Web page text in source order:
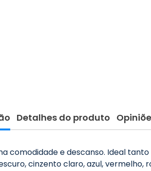
Detalhes do produto
comodidade e descanso. Ideal
cinzento claro, azul, vermelho,